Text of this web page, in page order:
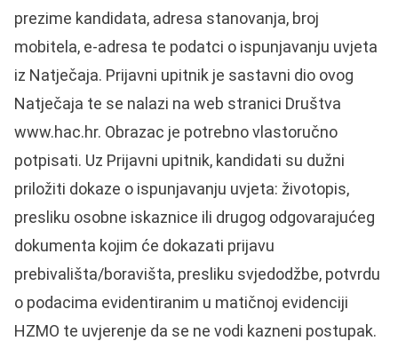
prezime kandidata, adresa stanovanja, broj
mobitela, e-adresa te podatci o ispunjavanju uvjeta
iz Natječaja. Prijavni upitnik je sastavni dio ovog
Natječaja te se nalazi na web stranici Društva
www.hac.hr. Obrazac je potrebno vlastoručno
potpisati. Uz Prijavni upitnik, kandidati su dužni
priložiti dokaze o ispunjavanju uvjeta: životopis,
presliku osobne iskaznice ili drugog odgovarajućeg
dokumenta kojim će dokazati prijavu
prebivališta/boravišta, presliku svjedodžbe, potvrdu
o podacima evidentiranim u matičnoj evidenciji
HZMO te uvjerenje da se ne vodi kazneni postupak.